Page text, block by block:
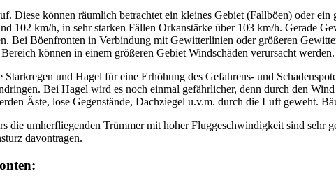
Diese können räumlich betrachtet ein kleines Gebiet (Fallböen) oder
102 km/h, in sehr starken Fällen Orkanstärke über 103 km/h. Gerade
Bei Böenfronten in Verbindung mit Gewitterlinien oder größeren
können in einem größeren Gebiet Windschäden verursacht werden.
und Hagel für eine Erhöhung des Gefahrens- und
Bei Hagel wird es noch einmal gefährlicher, denn durch den
Äste, lose Gegenstände, Dachziegel u.v.m. durch die Luft geweht.
die umherfliegenden Trümmer mit hoher Fluggeschwindigkeit sind sehr
davontragen.